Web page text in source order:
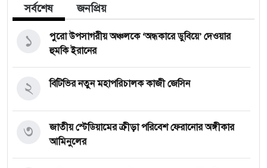
সর্বশেষ জনপ্রিয়
পুরো উপসাগরীয় অঞ্চলকে ‘অন্ধকারে ডুবিয়ে’ দেওয়ার
হুমকি ইরানের
১
বিটিভির নতুন মহাপরিচালক কাজী জেসিন
২
জাতীয় স্টেডিয়ামের ক্রীড়া পরিবেশ ফেরানোর অঙ্গীকার
আমিনুলের
৩